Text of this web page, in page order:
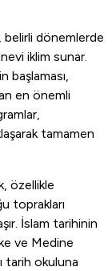
belirli dönemlerde
iklim sunar.
başlaması,
en önemli
tamamen
özellikle
toprakları
İslam tarihinin
ve Medine
tarih okuluna